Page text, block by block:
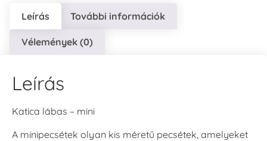
Leírás További információk
Vélemények (0)
Leírás
Katica lábas – mini
A minipecsétek olyan kis méretű pecsétek, amelyeket